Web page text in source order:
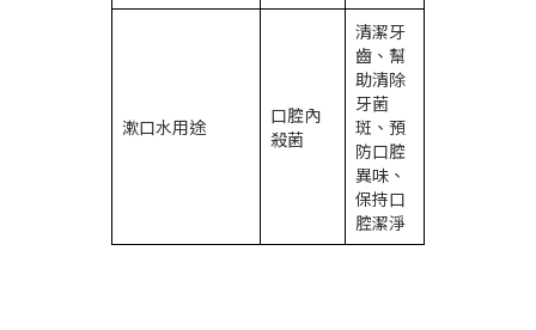
漱口水用途
口腔內
殺菌
清潔牙
齒、幫
助清除
牙菌
斑、預
防口腔
異味、
保持口
腔潔淨